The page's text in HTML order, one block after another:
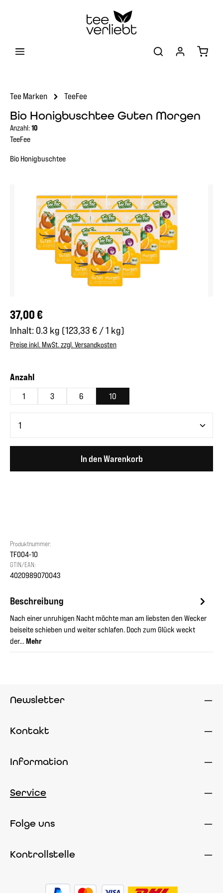
Tee Marken TeeFee
Bio Honigbuschtee Guten Morgen
Anzahl:10
TeeFee
Bio Honigbuschtee
Regulärer Preis:
37,00 €
Inhalt: 0.3 kg (123,33 € / 1 kg)
Preise inkl. MwSt. zzgl. Versandkosten
Anzahlauswählen
1 3 6 10
In den Warenkorb
Produktnummer:
TF004-10
GTIN/EAN:
4020989070043
Beschreibung
Nach einer unruhigen Nacht möchte man am liebsten den Wecker
beiseite schieben und weiter schlafen. Doch zum Glück weckt
der… Mehr
Newsletter
Kontakt
Information
Service
Folge uns
Kontrollstelle